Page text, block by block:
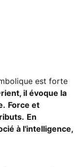
est forte
il évoque la
Force et
En
à l'intelligence,